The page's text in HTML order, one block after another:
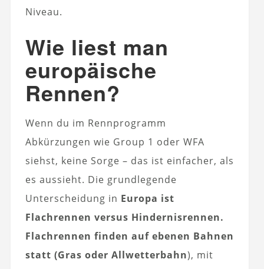
Niveau.
Wie liest man
europäische
Rennen?
Wenn du im Rennprogramm
Abkürzungen wie Group 1 oder WFA
siehst, keine Sorge – das ist einfacher, als
es aussieht. Die grundlegende
Unterscheidung in Europa ist
Flachrennen versus Hindernisrennen.
Flachrennen finden auf ebenen Bahnen
statt (Gras oder Allwetterbahn), mit